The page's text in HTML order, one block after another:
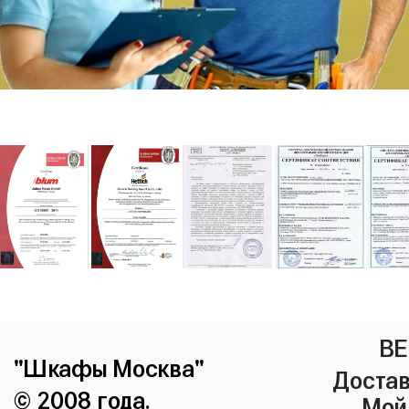
"Шкафы Москва"
© 2008 года.